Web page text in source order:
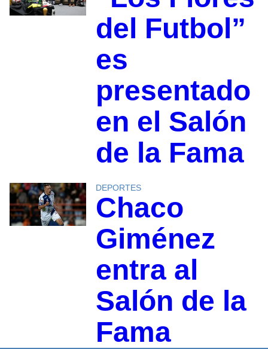
del Futbol”
es
presentado
en el Salón
de la Fama
DEPORTES
Chaco
Giménez
entra al
Salón de la
Fama